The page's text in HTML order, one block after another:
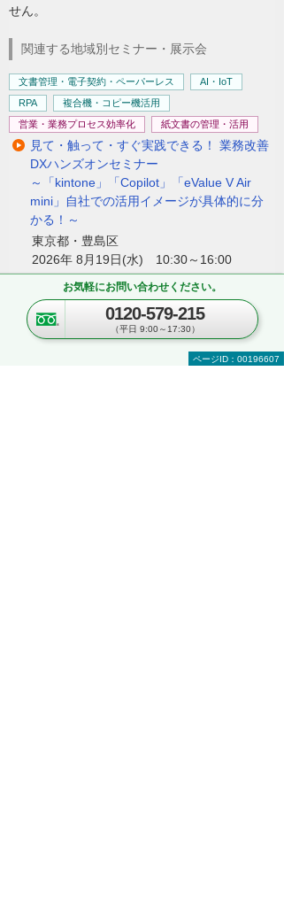
せん。
関連する地域別セミナー・展示会
文書管理・電子契約・ペーパーレス
AI・IoT
RPA
複合機・コピー機活用
営業・業務プロセス効率化
紙文書の管理・活用
見て・触って・すぐ実践できる！ 業務改善
DXハンズオンセミナー
～「kintone」「Copilot」「eValue V Air
mini」自社での活用イメージが具体的に分
かる！～
東京都・豊島区
2026年 8月19日(水) 10:30～16:00
セキュリティ
複合機・コピー機活用
情報共有・会議システム
ネットワーク環境の構築・改善
業務データの活用
kintoneハンズオンセミナー＆オフィスツア
ページID：00196607
お気軽にお問い合わせください。
0120-579-215
（平日 9:00～17:30）